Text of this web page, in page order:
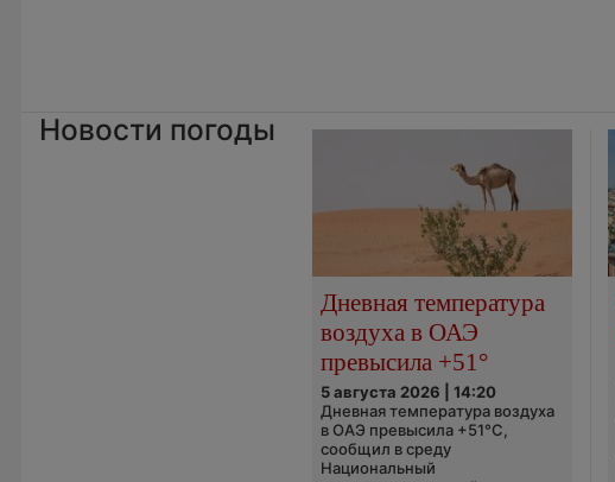
Новости погоды
Дневная температура
воздуха в ОАЭ
превысила +51°
5 августа 2026 | 14:20
Дневная температура воздуха
в ОАЭ превысила +51°C,
сообщил в среду
Национальный